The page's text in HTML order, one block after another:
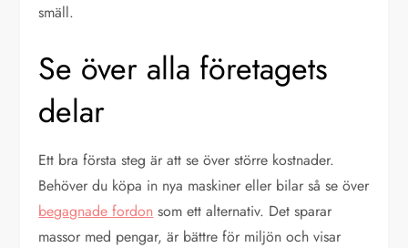
smäll.
Se över alla företagets
delar
Ett bra första steg är att se över större kostnader.
Behöver du köpa in nya maskiner eller bilar så se över
begagnade fordon som ett alternativ. Det sparar
massor med pengar, är bättre för miljön och visar